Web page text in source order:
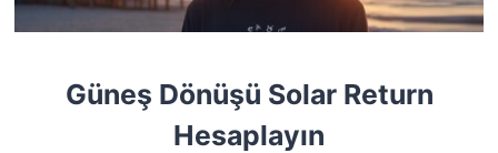
Güneş Dönüşü Solar Return
Hesaplayın